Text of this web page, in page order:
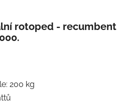
rotoped - recumbent
200 kg